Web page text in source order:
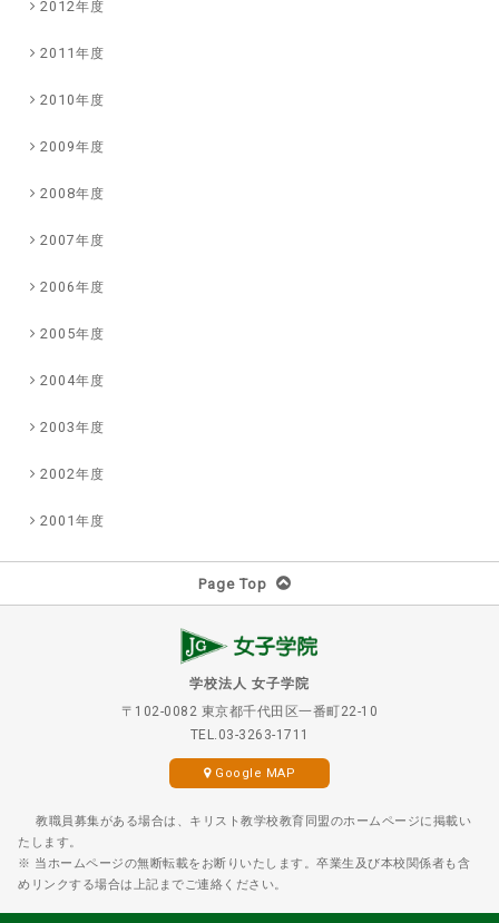
2012年度
2011年度
2010年度
2009年度
2008年度
2007年度
2006年度
2005年度
2004年度
2003年度
2002年度
2001年度
Page Top
学校法人 女子学院
〒102-0082 東京都千代田区一番町22-10
TEL.03-3263-1711
Google MAP
教職員募集がある場合は、キリスト教学校教育同盟のホームページに掲載い
たします。
※ 当ホームページの無断転載をお断りいたします。卒業生及び本校関係者も含
めリンクする場合は上記までご連絡ください。